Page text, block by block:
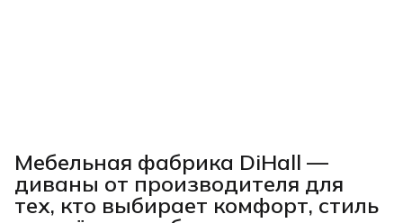
Мебельная фабрика DiHall —
диваны от производителя для
тех, кто выбирает комфорт, стиль